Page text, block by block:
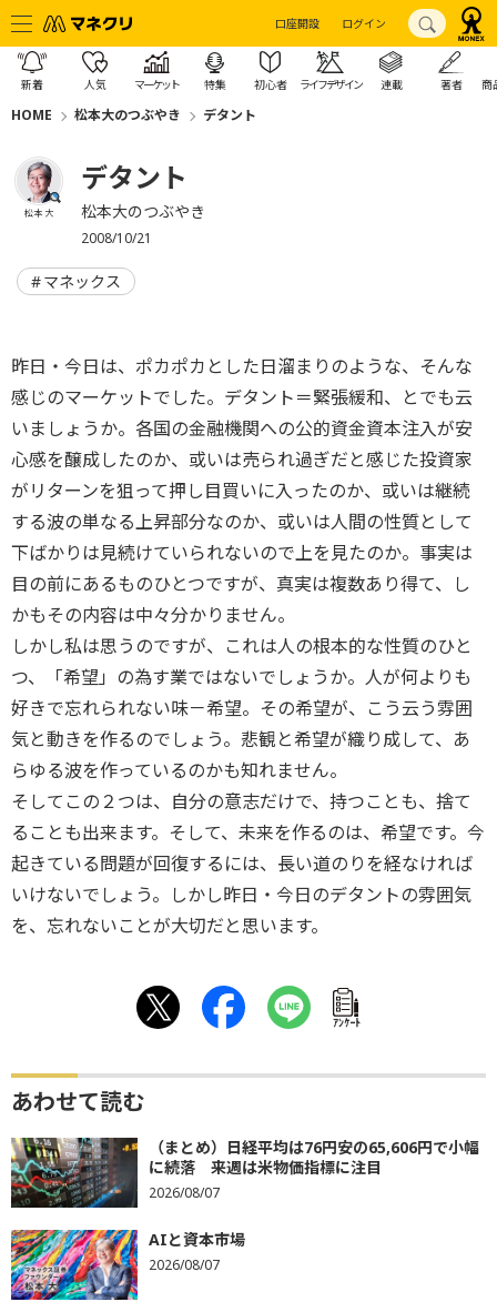
口座開設 ログイン
新着 人気 マーケット 特集 初心者 ライフデザイン 連載 著者 商
HOME 松本大のつぶやき デタント
松本 大
デタント
松本大のつぶやき
2008/10/21
マネックス
昨日・今日は、ポカポカとした日溜まりのような、そんな
感じのマーケットでした。デタント＝緊張緩和、とでも云
いましょうか。各国の金融機関への公的資金資本注入が安
心感を醸成したのか、或いは売られ過ぎだと感じた投資家
がリターンを狙って押し目買いに入ったのか、或いは継続
する波の単なる上昇部分なのか、或いは人間の性質として
下ばかりは見続けていられないので上を見たのか。事実は
目の前にあるものひとつですが、真実は複数あり得て、し
かもその内容は中々分かりません。
しかし私は思うのですが、これは人の根本的な性質のひと
つ、「希望」の為す業ではないでしょうか。人が何よりも
好きで忘れられない味－希望。その希望が、こう云う雰囲
気と動きを作るのでしょう。悲観と希望が織り成して、あ
らゆる波を作っているのかも知れません。
そしてこの２つは、自分の意志だけで、持つことも、捨て
ることも出来ます。そして、未来を作るのは、希望です。今
起きている問題が回復するには、長い道のりを経なければ
いけないでしょう。しかし昨日・今日のデタントの雰囲気
を、忘れないことが大切だと思います。
ｱﾝｹｰﾄ
あわせて読む
（まとめ）日経平均は76円安の65,606円で小幅
に続落 来週は米物価指標に注目
2026/08/07
AIと資本市場
2026/08/07